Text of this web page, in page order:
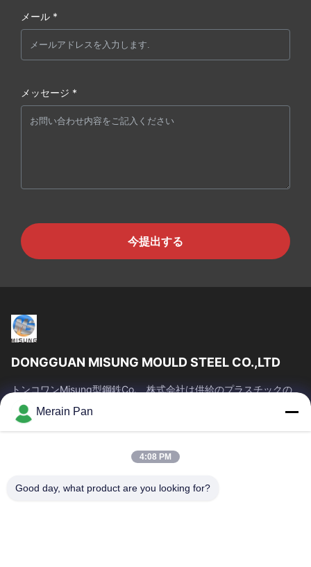
メール *
メッセージ *
今提出する
DONGGUAN MISUNG MOULD STEEL CO.,LTD
トンコワンMisung型鋼鉄Co.、株式会社は供給のプラスチックの
一流の会社死ぬ鋼鉄、熱い仕事の鋼鉄、冷たい仕事の鋼鉄、合金
の構造スチールである
クイックリンク
プロダクト
VRショー
私達について
Merain Pan
4:08 PM
Good day, what product are you looking for?